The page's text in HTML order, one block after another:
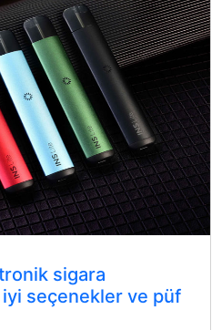
sigara
iyi seçenekler ve püf